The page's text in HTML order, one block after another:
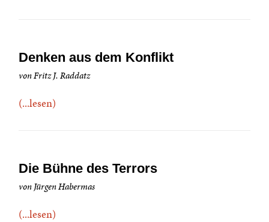
Denken aus dem Konflikt
von Fritz J. Raddatz
(...lesen)
Die Bühne des Terrors
von Jürgen Habermas
(...lesen)